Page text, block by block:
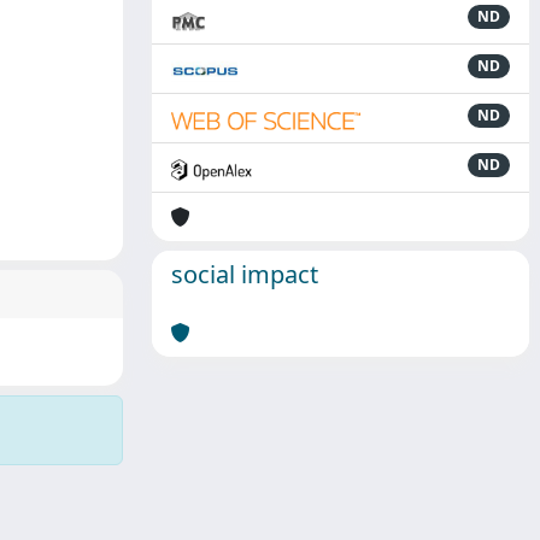
ND
ND
ND
ND
social impact